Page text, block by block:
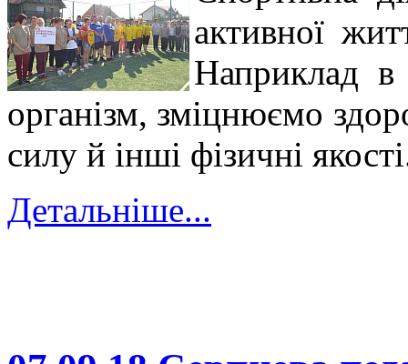
активної
Наприклад в
організм, зміцнюємо
силу й інші фізичні
Детальніше...